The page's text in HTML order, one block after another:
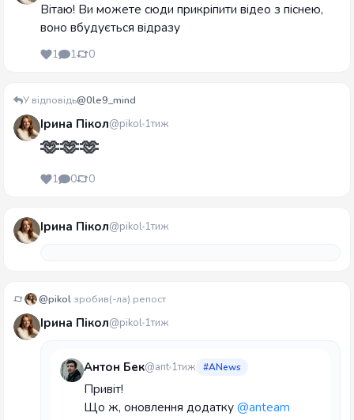
Вітаю! Ви можете сюди прикріпити відео з піснею,
воно вбудується відразу
1 1 0
У відповідь@0le9_mind
Ірина Пікол@pikol 1тиж
🫶🫶🫶
1 0 0
Ірина Пікол@pikol 1тиж
@pikol зробив(-ла) репост
Ірина Пікол@pikol 1тиж
Антон Бек@ant 1тиж #ANews
Привіт!
Що ж, оновлення додатку@anteam